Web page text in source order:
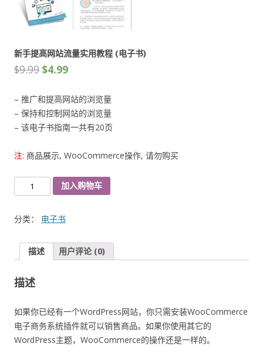
新手提高网站流量实用教程 (电子书)
$9.99 $4.99
– 推广和提高网站的浏览量
– 保持和控制网站的浏览量
– 该电子书指南一共有20页
注: 商品展示, WooCommerce操作, 请勿购买
手
高
量
用
教
程
加入购物车
分类： 电子书
描述 用户评论 (0)
描述
如果你已经有一个WordPress网站，你只需安装WooCommerce
电子商务系统插件就可以销售商品。如果你使用其它的
WordPress主题，WooCommerce的操作还是一样的。